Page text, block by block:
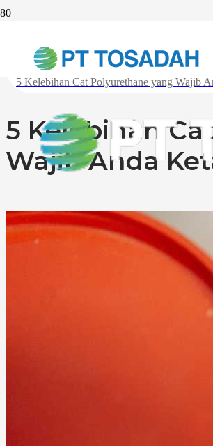
Beranda
Solusi
5 Kelebihan Cat Polyurethane yang Wajib
5 Kelebihan
Wajib Anda